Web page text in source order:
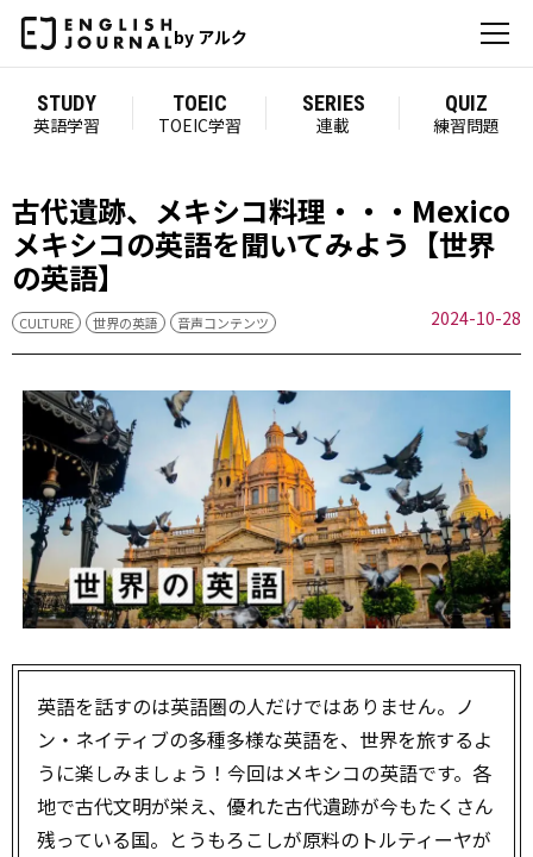
by アルク
STUDY
英語学習
TOEIC
TOEIC学習
SERIES
連載
QUIZ
練習問題
古代遺跡、メキシコ料理・・・Mexico
メキシコの英語を聞いてみよう【世界
の英語】
CULTURE 世界の英語 音声コンテンツ 2024-10-28
英語を話すのは英語圏の人だけではありません。ノ
ン・ネイティブの多種多様な英語を、世界を旅するよ
うに楽しみましょう！今回はメキシコの英語です。各
地で古代文明が栄え、優れた古代遺跡が今もたくさん
残っている国。とうもろこしが原料のトルティーヤが